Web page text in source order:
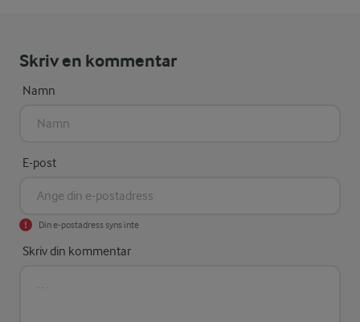
Skriv en kommentar
Namn
E-post
Din e-postadress syns inte
Skriv din kommentar